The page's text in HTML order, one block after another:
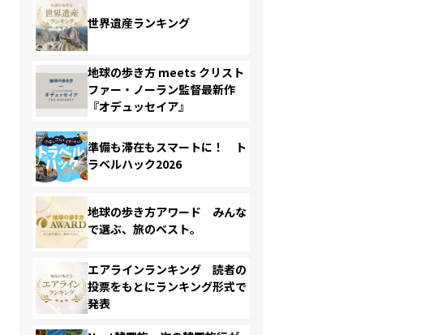
世界遺産ランキング
地球の歩き方 meets クリスト
ファー・ノーラン監督最新作
『オデュッセイア』
準備も滞在もスマートに！ ト
ラベルハック2026
地球の歩き方アワード みんな
で選ぶ、旅のベスト。
エアラインランキング 読者の
投票をもとにランキング形式で
発表